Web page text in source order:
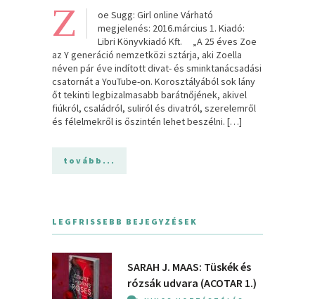
Z
oe Sugg: Girl online Várható
megjelenés: 2016.március 1. Kiadó:
Libri Könyvkiadó Kft. „A 25 éves Zoe
az Y generáció nemzetközi sztárja, aki Zoella
néven pár éve indított divat- és sminktanácsadási
csatornát a YouTube-on. Korosztályából sok lány
őt tekinti legbizalmasabb barátnőjének, akivel
fiúkról, családról, suliról és divatról, szerelemről
és félelmekről is őszintén lehet beszélni. […]
tovább...
LEGFRISSEBB BEJEGYZÉSEK
SARAH J. MAAS: Tüskék és
rózsák udvara (ACOTAR 1.)